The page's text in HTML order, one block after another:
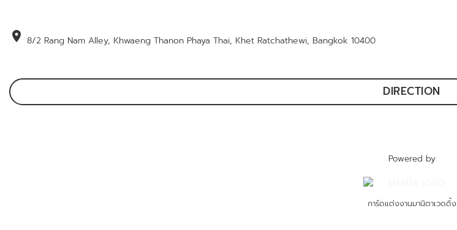
location_on 8/2 Rang Nam Alley, Khwaeng Thanon Phaya Thai, Khet Ratchathewi, Bangkok 10400
DIRECTION
Powered by
การ์ดแต่งงานมานิตาเวดดิ้ง